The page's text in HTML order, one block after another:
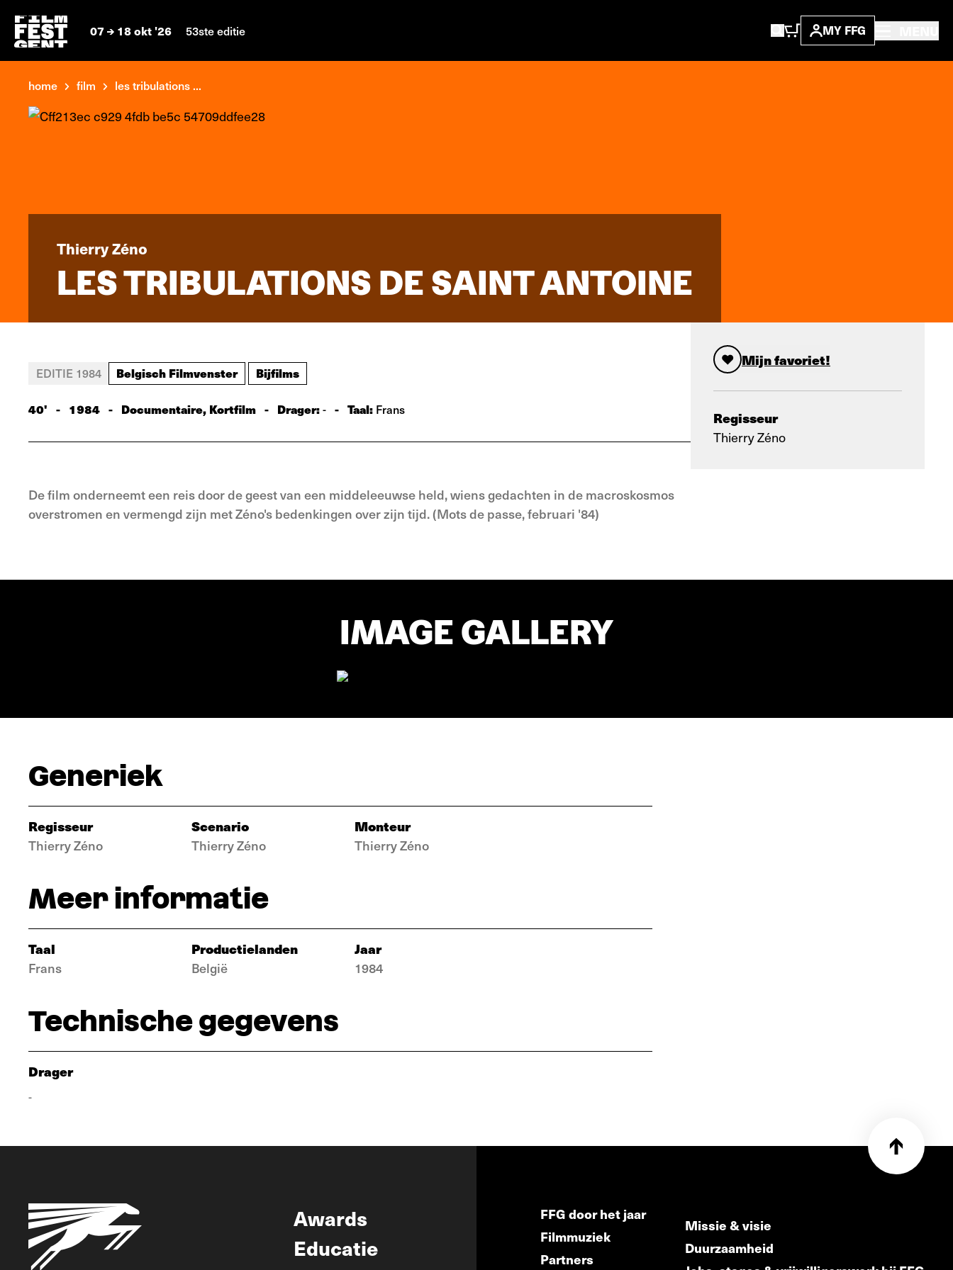
07 18 okt '26 53ste editie MY FFG
home film les tribulations ...
Thierry Zéno
LES TRIBULATIONS DE SAINT ANTOINE
Mijn favoriet!
Regisseur
Thierry Zéno
EDITIE 1984 Belgisch Filmvenster Bijfilms
40' - 1984 - Documentaire, Kortfilm - Drager:- - Taal: Frans
De film onderneemt een reis door de geest van een middeleeuwse held, wiens gedachten in de macroskosmos
overstromen en vermengd zijn met Zéno's bedenkingen over zijn tijd. (Mots de passe, februari '84)
IMAGE GALLERY
Generiek
Regisseur
Thierry Zéno
Scenario
Thierry Zéno
Monteur
Thierry Zéno
Meer informatie
Taal
Frans
Productielanden
België
Jaar
1984
Technische gegevens
Drager
-
Awards
Educatie
FFG door het jaar
Filmmuziek
Partners
Missie & visie
Duurzaamheid